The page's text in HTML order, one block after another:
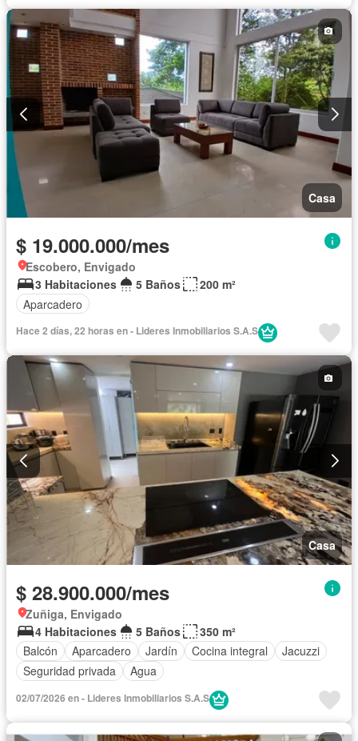
Casa
$ 19.000.000/mes
Escobero, Envigado
3 Habitaciones
5 Baños
200 m²
Aparcadero
Hace 2 días, 22 horas en - Lideres Inmobiliarios S.A.S
Casa
$ 28.900.000/mes
Zuñiga, Envigado
4 Habitaciones
5 Baños
350 m²
Balcón
Aparcadero Jardín Cocina integral
Jacuzzi
Seguridad privada
Agua
02/07/2026 en - Lideres Inmobiliarios S.A.S